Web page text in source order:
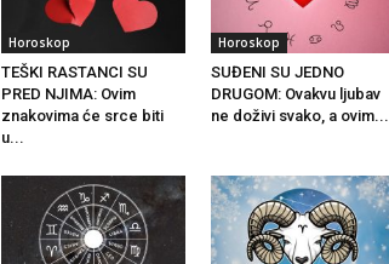
Horoskop
TEŠKI RASTANCI SU
PRED NJIMA: Ovim
znakovima će srce biti
u...
Horoskop
SUĐENI SU JEDNO
DRUGOM: Ovakvu ljubav
ne doživi svako, a ovim...